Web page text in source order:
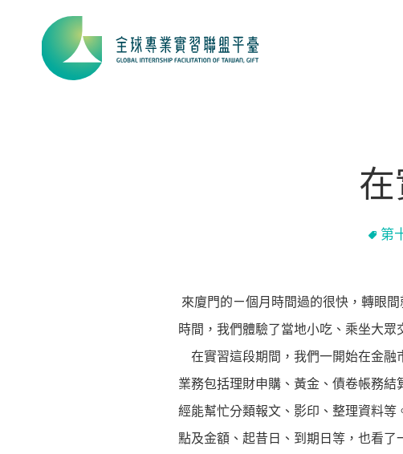
第
來廈門的ㄧ個月時間過的很快，轉眼
時間，我們體驗了當地小吃、乘坐大
在實習這段期間，我們一開始在金融
業務包括理財申購、黃金、債卷帳務
經能幫忙分類報文、影印、整理資料
點及金額、起昔日、到期日等，也看